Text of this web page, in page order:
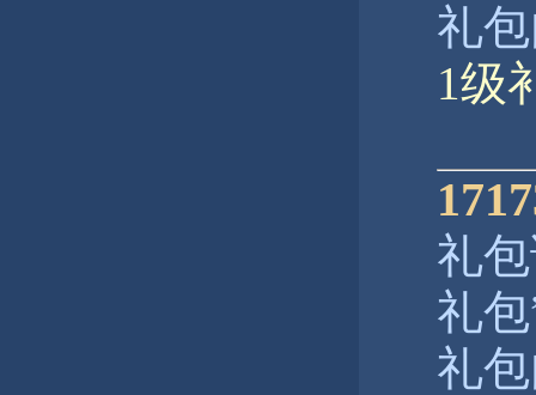
礼
1级
礼
礼
礼